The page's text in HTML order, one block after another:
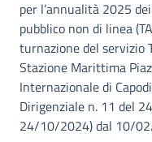
per l’annualità 2025
pubblico non di linea
turnazione del servizio
Stazione Marittima
Internazionale di
Dirigenziale n. 11 del
24/10/2024) dal 10/